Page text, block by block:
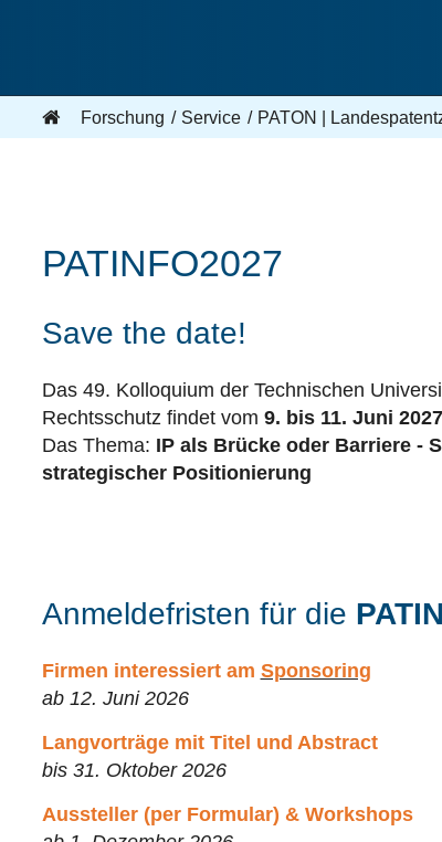
Forschung Service PATON |
PATINFO2027
Save the date!
Das 49. Kolloquium der Technischen
Rechtsschutz findet vom 9. bis 11. Juni 2027
Das Thema: IP als Brücke oder Barriere -
strategischer Positionierung
Anmeldefristen für die
Firmen interessiert am Sponsoring
ab 12. Juni 2026
Langvorträge mit Titel und Abstract
bis 31. Oktober 2026
Aussteller (per Formular) & Workshops